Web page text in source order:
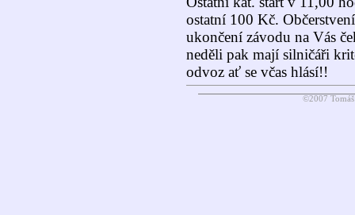
ostatní 100 Kč.
ukončení závodu na Vás
neděli pak mají silničáři
odvoz ať se včas hlásí!!
©2007